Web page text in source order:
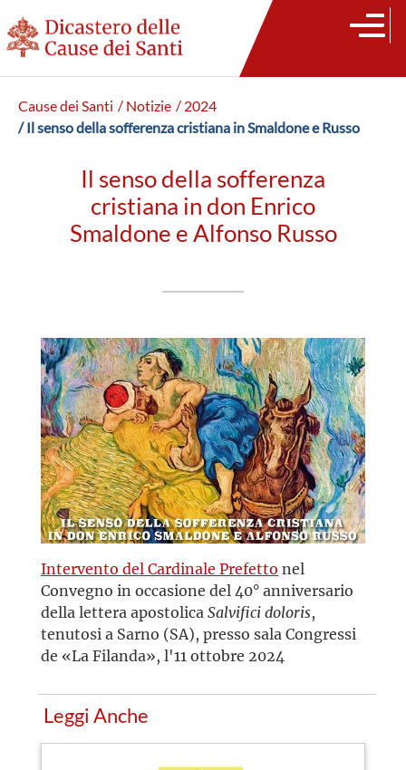
Cause dei Santi / Notizie / 2024
/ Il senso della sofferenza cristiana in Smaldone e Russo
Il senso della sofferenza
cristiana in don Enrico
Smaldone e Alfonso Russo
Intervento del Cardinale Prefetto nel
Convegno in occasione del 40° anniversario
della lettera apostolica Salvifici doloris,
tenutosi a Sarno (SA), presso sala Congressi
de «La Filanda», l'11 ottobre 2024
Leggi Anche